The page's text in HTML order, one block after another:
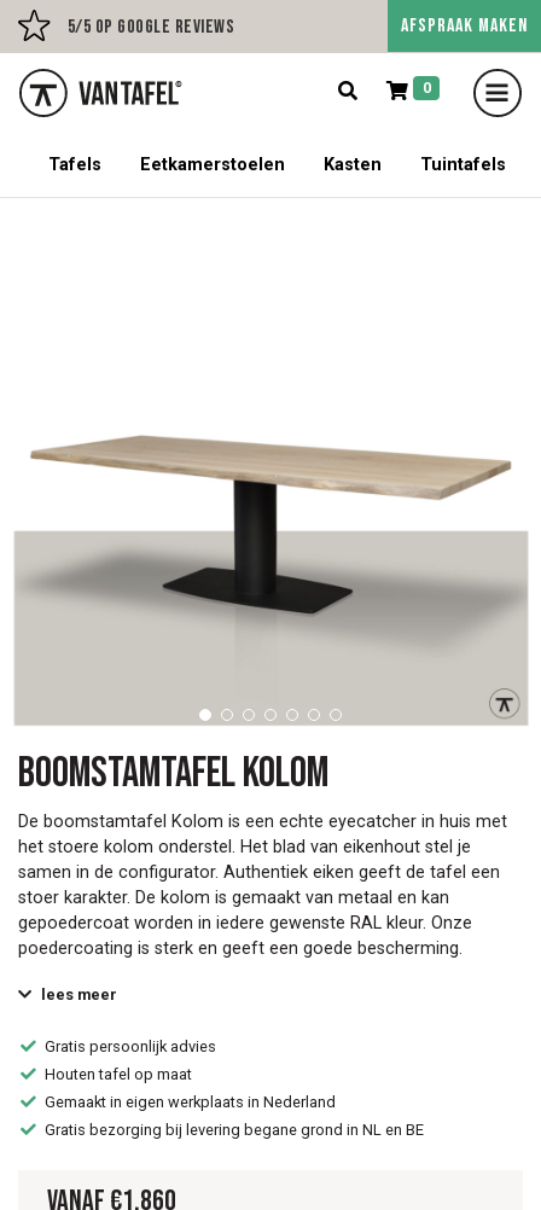
5/5 op Google Reviews Persoonlijk advies op
AFSPRAAK MAKEN
0
5% korting op een tafel met stoelen!
Tafels Eetkamerstoelen Kasten Tuintafels
Boomstamtafel Kolom
De boomstamtafel Kolom is een echte eyecatcher in huis met
het stoere kolom onderstel. Het blad van eikenhout stel je
samen in de configurator. Authentiek eiken geeft de tafel een
stoer karakter. De kolom is gemaakt van metaal en kan
gepoedercoat worden in iedere gewenste RAL kleur. Onze
poedercoating is sterk en geeft een goede bescherming.
lees meer
Gratis persoonlijk advies
Houten tafel op maat
Gemaakt in eigen werkplaats in Nederland
Gratis bezorging bij levering begane grond in NL en BE
Vanaf €1.860